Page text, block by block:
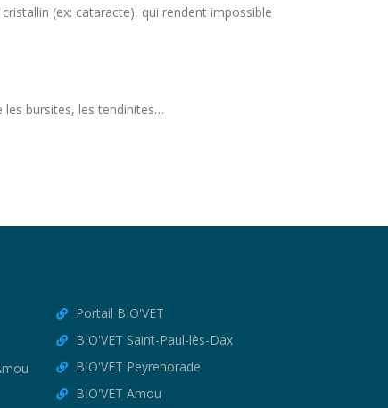
(ex: cataracte), qui rendent impossible
les bursites, les tendinites…
Portail BIO'VET
BIO'VET Saint-Paul-lès-Dax
BIO'VET Peyrehorade
BIO'VET Amou